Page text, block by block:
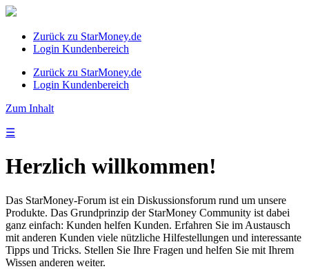
Zurück zu StarMoney.de
Login Kundenbereich
Zurück zu StarMoney.de
Login Kundenbereich
Zum Inhalt
☰
Herzlich willkommen!
Das StarMoney-Forum ist ein Diskussionsforum rund um unsere
Produkte. Das Grundprinzip der StarMoney Community ist dabei
ganz einfach: Kunden helfen Kunden. Erfahren Sie im Austausch
mit anderen Kunden viele nützliche Hilfestellungen und interessante
Tipps und Tricks. Stellen Sie Ihre Fragen und helfen Sie mit Ihrem
Wissen anderen weiter.